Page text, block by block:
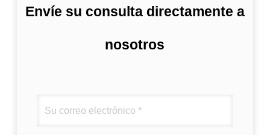
Envíe su consulta directamente a
nosotros